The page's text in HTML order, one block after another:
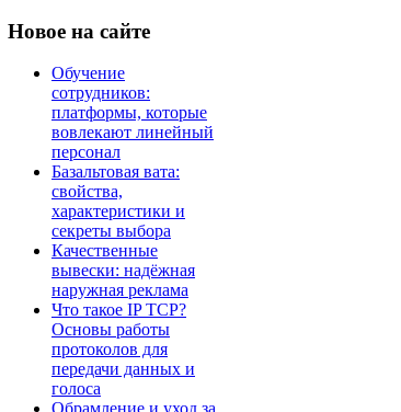
Новое на сайте
Обучение
сотрудников:
платформы, которые
вовлекают линейный
персонал
Базальтовая вата:
свойства,
характеристики и
секреты выбора
Качественные
вывески: надёжная
наружная реклама
Что такое IP TCP?
Основы работы
протоколов для
передачи данных и
голоса